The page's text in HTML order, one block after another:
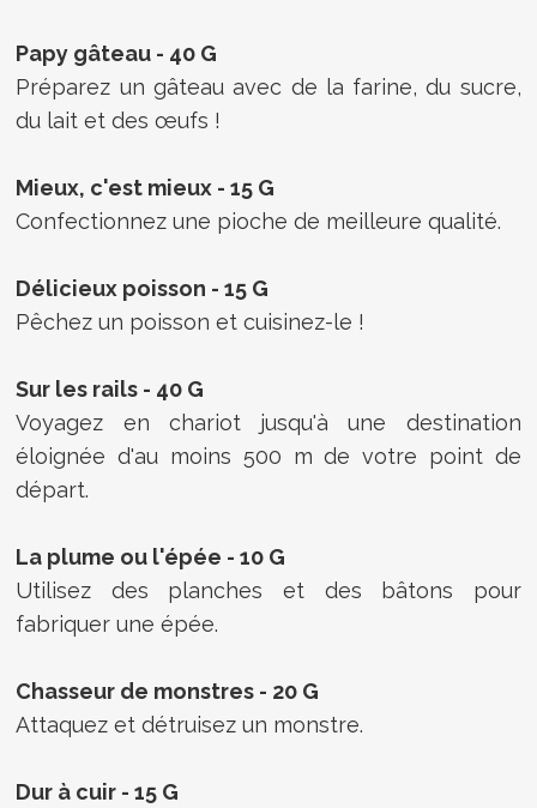
Papy gâteau - 40 G
Préparez un gâteau avec de la farine, du sucre,
du lait et des œufs !
Mieux, c'est mieux - 15 G
Confectionnez une pioche de meilleure qualité.
Délicieux poisson - 15 G
Pêchez un poisson et cuisinez-le !
Sur les rails - 40 G
Voyagez en chariot jusqu'à une destination
éloignée d'au moins 500 m de votre point de
départ.
La plume ou l'épée - 10 G
Utilisez des planches et des bâtons pour
fabriquer une épée.
Chasseur de monstres - 20 G
Attaquez et détruisez un monstre.
Dur à cuir - 15 G